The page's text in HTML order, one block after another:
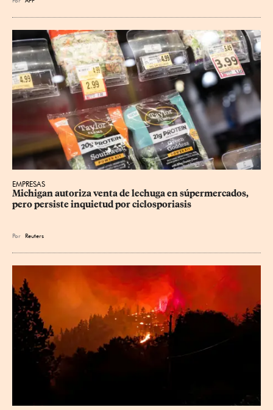
EMPRESAS
Michigan autoriza venta de lechuga en súpermercados,
pero persiste inquietud por ciclosporiasis
Por Reuters